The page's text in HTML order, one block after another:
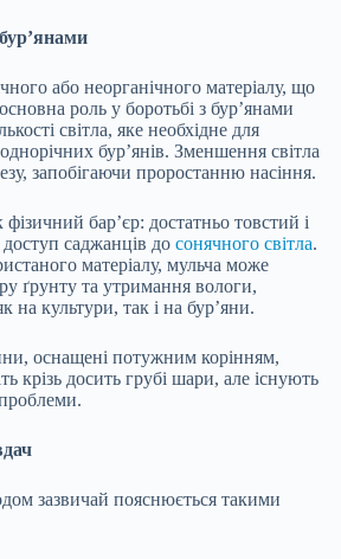
або неорганічного матеріалу, що
роль у боротьбі з бур’янами
світла, яке необхідне для
бур’янів. Зменшення світла
запобігаючи проростанню насіння.
бар’єр: достатньо товстий і
саджанців до сонячного світла.
матеріалу, мульча може
ґрунту та утримання вологи,
на культури, так і на бур’яни.
оснащені потужним корінням,
крізь досить грубі шари, але існують
зазвичай пояснюється такими